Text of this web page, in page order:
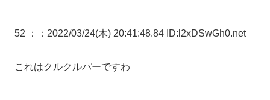
52 ： ：2022/03/24(木) 20:41:48.84 ID:l2xDSwGh0.net
これはクルクルパーですわ